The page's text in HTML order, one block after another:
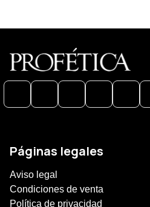
Páginas legales
Aviso legal
Condiciones de venta
Política de privacidad